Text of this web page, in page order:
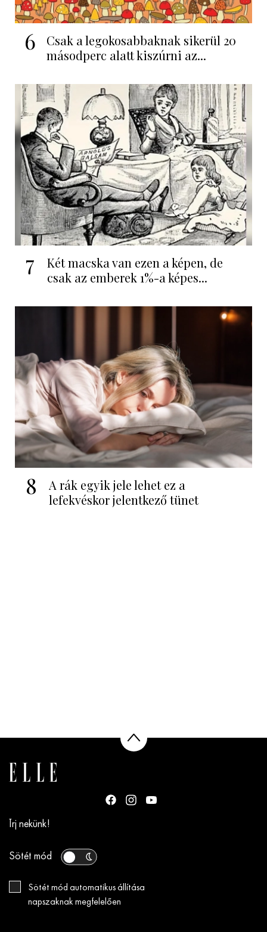
6
Csak a legokosabbaknak sikerül 20
másodperc alatt kiszúrni az...
7
Két macska van ezen a képen, de
csak az emberek 1%-a képes...
8
A rák egyik jele lehet ez a
lefekvéskor jelentkező tünet
Írj nekünk!
Sötét mód
Sötét mód automatikus állítása
napszaknak megfelelően